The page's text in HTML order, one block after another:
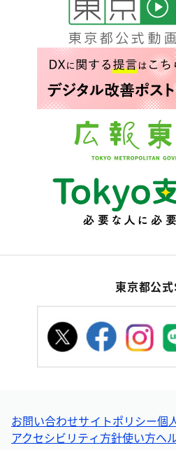
東京都公
お問い合わせサイトポリシー個
アクセシビリティ方針使い方ヘ